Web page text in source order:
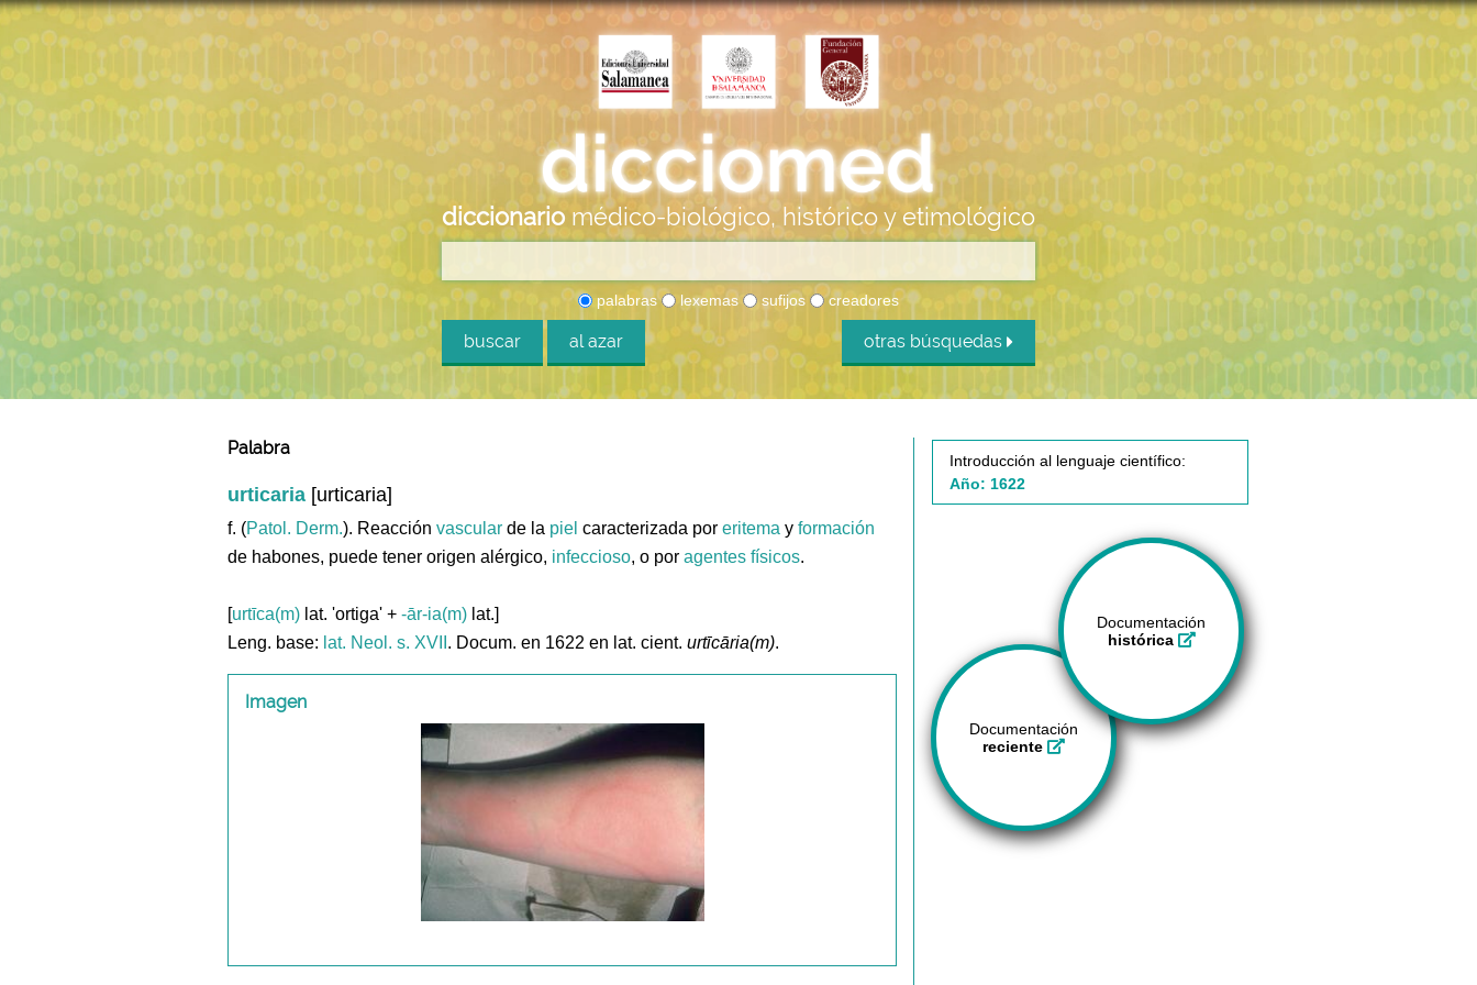
diccionario médico-biológico, histórico y etimológico
palabras lexemas sufijos creadores
buscar al azar otras búsquedas
Palabra
urticaria [urticaria]
f. (Patol. Derm.). Reacción vascular de la piel caracterizada por eritema y formación
de habones, puede tener origen alérgico, infeccioso, o por agentes físicos.
[urtīca(m) lat. 'ortiga' + -ār-ia(m) lat.]
Leng. base: lat. Neol. s. XVII . Docum. en 1622 en lat. cient. urtīcāria(m).
Imagen
Introducción al lenguaje científico:
Año: 1622
Documentación
histórica
Documentación
reciente